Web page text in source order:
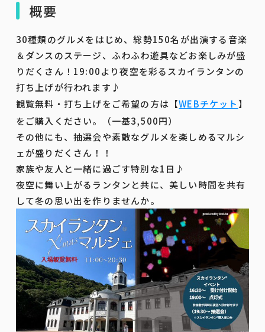
概要
30種類のグルメをはじめ、総勢150名が出演する音楽
＆ダンスのステージ、ふわふわ遊具などお楽しみが盛
りだくさん！19:00より夜空を彩るスカイランタンの
打ち上げが行われます♪
観覧無料・打ち上げをご希望の方は【WEBチケット】
をご購入ください。（一基3,500円）
その他にも、抽選会や素敵なグルメを楽しめるマルシ
ェが盛りだくさん！！
家族や友人と一緒に過ごす特別な1日♪
夜空に舞い上がるランタンと共に、美しい時間を共有
して冬の思い出を作りませんか。